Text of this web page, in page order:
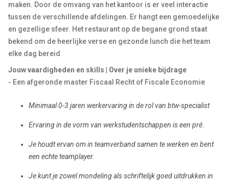
maken. Door de omvang van het kantoor is er veel interactie
tussen de verschillende afdelingen. Er hangt een gemoedelijke
en gezellige sfeer. Het restaurant op de begane grond staat
bekend om de heerlijke verse en gezonde lunch die het team
elke dag bereid
Jouw vaardigheden en skills | Over je unieke bijdrage
- Een afgeronde master Fiscaal Recht of Fiscale Economie
Minimaal 0-3 jaren werkervaring in de rol van btw-specialist
Ervaring in de vorm van werkstudentschappen is een pré.
Je houdt ervan om in teamverband samen te werken en bent
een echte teamplayer.
Je kunt je zowel mondeling als schriftelijk goed uitdrukken in